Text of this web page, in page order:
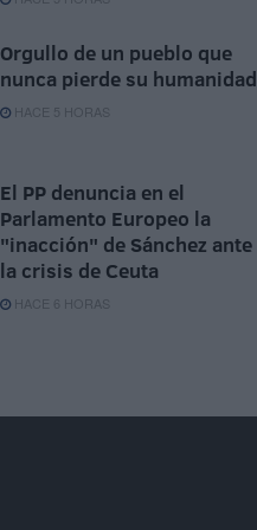
Orgullo de un pueblo que
nunca pierde su humanidad
HACE 5 HORAS
El PP denuncia en el
Parlamento Europeo la
"inacción" de Sánchez ante
la crisis de Ceuta
HACE 6 HORAS